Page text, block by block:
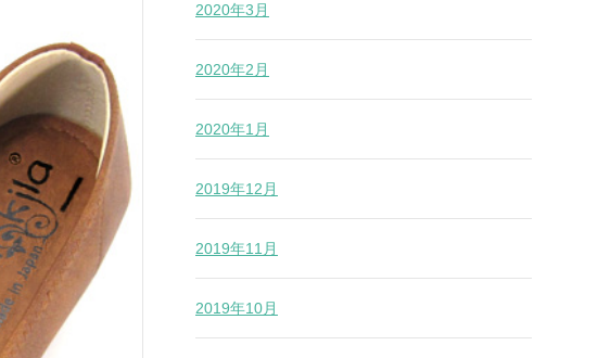
2020年3月
2020年2月
2020年1月
2019年12月
2019年11月
2019年10月